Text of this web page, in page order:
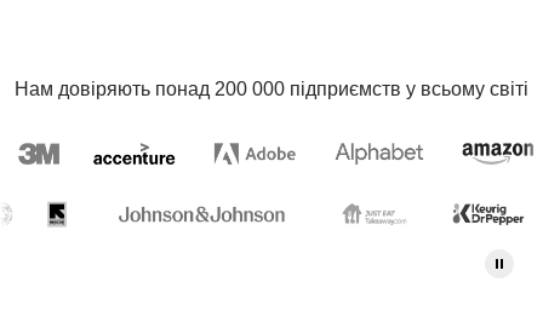
Нам довіряють понад 200 000 підприємств у всьому світі